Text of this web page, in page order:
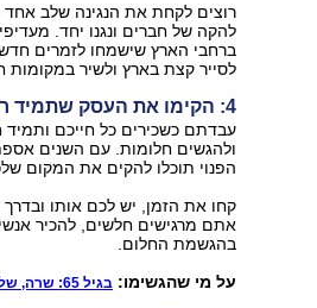
רוצים לקחת את הנגינה שלב אחד
להקה של חברים ונגנו יחד.
ברחבי הארץ שישמחו לזמרים
לסייר קצת בארץ ולשיר במקומות
4: הקימו את העסק שתמיד רציתם
עבדתם כשכירים כל חייכם
ולהגשים חלומות. עם השנים
הפנוי תוכלו להקים את המקום
קחו את הזמן, יש לכם אותו
אתם מרגישים חלשים, להכיר
בהגשמת החלום.
על מי שהגשימו: בגיל 65: שרה, שלום וניסים מגשימים חלומות שפיספסו